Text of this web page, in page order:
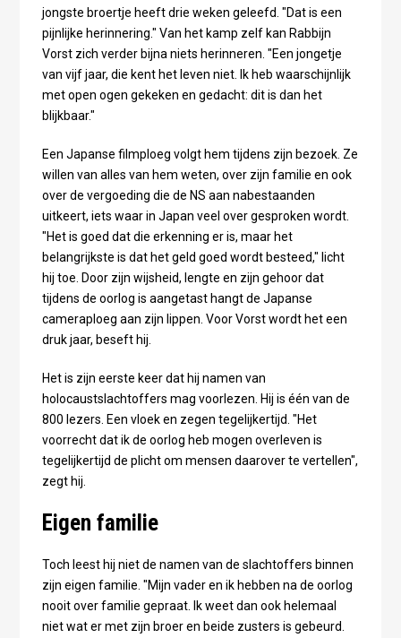
jongste broertje heeft drie weken geleefd. "Dat is een
pijnlijke herinnering." Van het kamp zelf kan Rabbijn
Vorst zich verder bijna niets herinneren. "Een jongetje
van vijf jaar, die kent het leven niet. Ik heb waarschijnlijk
met open ogen gekeken en gedacht: dit is dan het
blijkbaar."
Een Japanse filmploeg volgt hem tijdens zijn bezoek. Ze
willen van alles van hem weten, over zijn familie en ook
over de vergoeding die de NS aan nabestaanden
uitkeert, iets waar in Japan veel over gesproken wordt.
"Het is goed dat die erkenning er is, maar het
belangrijkste is dat het geld goed wordt besteed," licht
hij toe. Door zijn wijsheid, lengte en zijn gehoor dat
tijdens de oorlog is aangetast hangt de Japanse
cameraploeg aan zijn lippen. Voor Vorst wordt het een
druk jaar, beseft hij.
Het is zijn eerste keer dat hij namen van
holocaustslachtoffers mag voorlezen. Hij is één van de
800 lezers. Een vloek en zegen tegelijkertijd. "Het
voorrecht dat ik de oorlog heb mogen overleven is
tegelijkertijd de plicht om mensen daarover te vertellen",
zegt hij.
Eigen familie
Toch leest hij niet de namen van de slachtoffers binnen
zijn eigen familie. "Mijn vader en ik hebben na de oorlog
nooit over familie gepraat. Ik weet dan ook helemaal
niet wat er met zijn broer en beide zusters is gebeurd.